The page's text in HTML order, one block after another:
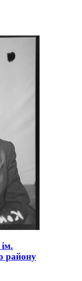
району